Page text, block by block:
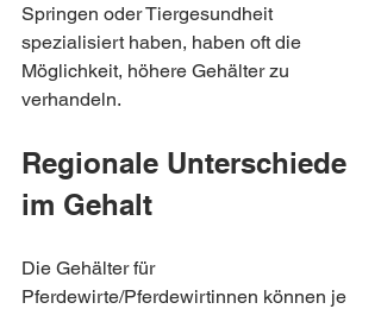
Springen oder Tiergesundheit
spezialisiert haben, haben oft die
Möglichkeit, höhere Gehälter zu
verhandeln.
Regionale Unterschiede
im Gehalt
Die Gehälter für
Pferdewirte/Pferdewirtinnen können je